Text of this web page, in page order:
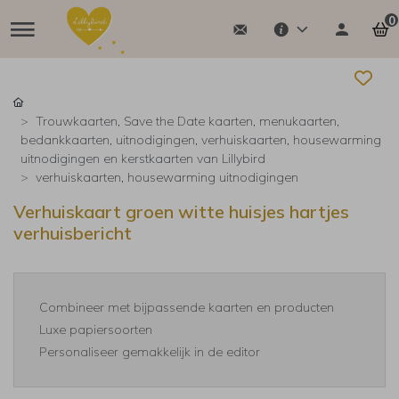
0
Trouwkaarten, Save the Date kaarten, menukaarten,
bedankkaarten, uitnodigingen, verhuiskaarten, housewarming
uitnodigingen en kerstkaarten van Lillybird
verhuiskaarten, housewarming uitnodigingen
Verhuiskaart groen witte huisjes hartjes
verhuisbericht
Combineer met bijpassende kaarten en producten
Luxe papiersoorten
Personaliseer gemakkelijk in de editor